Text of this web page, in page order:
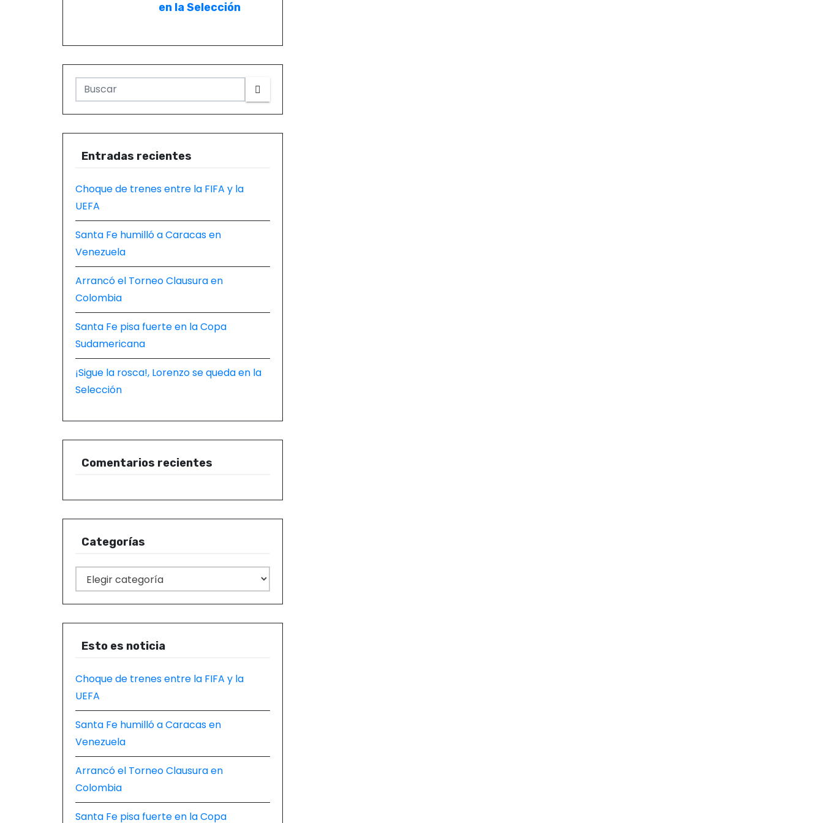
en la Selección
Entradas recientes
Choque de trenes entre la FIFA y la
UEFA
Santa Fe humilló a Caracas en
Venezuela
Arrancó el Torneo Clausura en
Colombia
Santa Fe pisa fuerte en la Copa
Sudamericana
¡Sigue la rosca!, Lorenzo se queda en la
Selección
Comentarios recientes
Categorías
a
t
e
r
í
a
s
Esto es noticia
Choque de trenes entre la FIFA y la
UEFA
Santa Fe humilló a Caracas en
Venezuela
Arrancó el Torneo Clausura en
Colombia
Santa Fe pisa fuerte en la Copa